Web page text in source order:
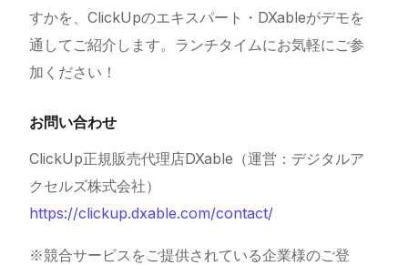
すかを、ClickUpのエキスパート・DXableがデモを
通してご紹介します。ランチタイムにお気軽にご参
加ください！
お問い合わせ
ClickUp正規販売代理店DXable（運営：デジタルア
クセルズ株式会社）
https://clickup.dxable.com/contact/
※競合サービスをご提供されている企業様のご登